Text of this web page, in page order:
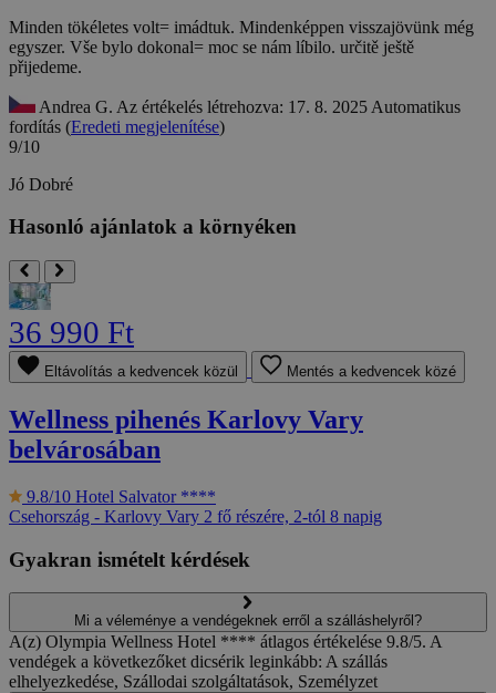
Minden tökéletes volt= imádtuk. Mindenképpen visszajövünk még
egyszer. Vše bylo dokonal= moc se nám líbilo. určitě ještě
přijedeme.
Andrea G. Az értékelés létrehozva: 17. 8. 2025 Automatikus
fordítás (Eredeti megjelenítése)
9/10
Jó Dobré
Hasonló ajánlatok a környéken
36 990 Ft
Eltávolítás a kedvencek közül Mentés a kedvencek közé
Wellness pihenés Karlovy Vary
belvárosában
9.8/10 Hotel Salvator ****
Csehország - Karlovy Vary 2 fő részére, 2-tól 8 napig
Gyakran ismételt kérdések
Mi a véleménye a vendégeknek erről a szálláshelyről?
A(z) Olympia Wellness Hotel **** átlagos értékelése 9.8/5. A
vendégek a következőket dicsérik leginkább: A szállás
elhelyezkedése, Szállodai szolgáltatások, Személyzet